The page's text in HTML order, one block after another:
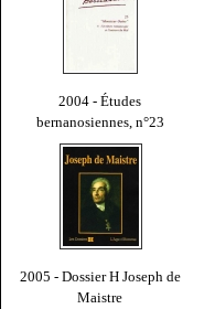
2004 - Études
bernanosiennes, n°23
2005 - Dossier H Joseph de
Maistre